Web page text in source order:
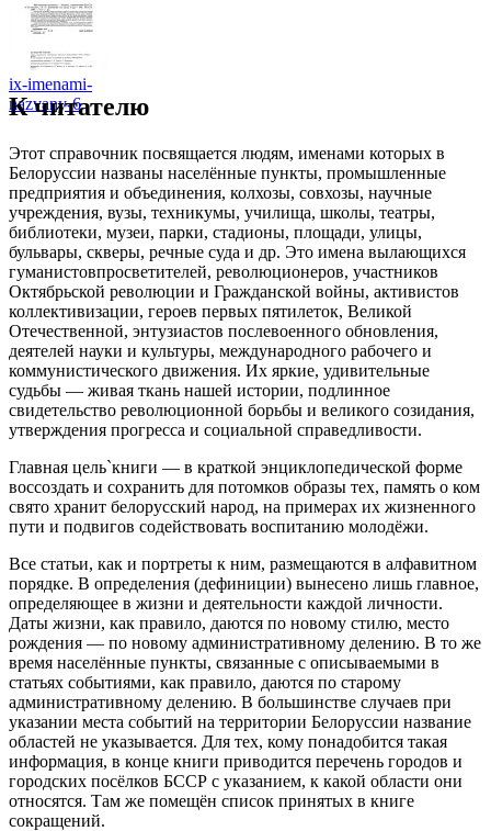
nazvany-5
ix-imenami-
nazvany-6
К читателю
Этот справочник посвящается людям, именами которых в
Белоруссии названы населённые пункты, промышленные
предприятия и объединения, колхозы, совхозы, научные
учреждения, вузы, техникумы, училища, школы, театры,
библиотеки, музеи, парки, стадионы, площади, улицы,
бульвары, скверы, речные суда и др. Это имена вылающихся
гуманистовпросветителей, революционеров, участников
Октябрьской революции и Гражданской войны, активистов
коллективизации, героев первых пятилеток, Великой
Отечественной, энтузиастов послевоенного обновления,
деятелей науки и культуры, международного рабочего и
коммунистического движения. Их яркие, удивительные
судьбы — живая ткань нашей истории, подлинное
свидетельство революционной борьбы и великого созидания,
утверждения прогресса и социальной справедливости.
Главная цель`книги — в краткой энциклопедической форме
воссоздать и сохранить для потомков образы тех, память о ком
свято хранит белорусский народ, на примерах их жизненного
пути и подвигов содействовать воспитанию молодёжи.
Все статьи, как и портреты к ним, размещаются в алфавитном
порядке. В определения (дефиниции) вынесено лишь главное,
определяющее в жизни и деятельности каждой личности.
Даты жизни, как правило, даются по новому стилю, место
рождения — по новому административному делению. В то же
время населённые пункты, связанные с описываемыми в
статьях событиями, как правило, даются по старому
административному делению. В большинстве случаев при
указании места событий на территории Белоруссии название
областей не указывается. Для тех, кому понадобится такая
информация, в конце книги приводится перечень городов и
городских посёлков БССР с указанием, к какой области они
относятся. Там же помещён список принятых в книге
сокращений.